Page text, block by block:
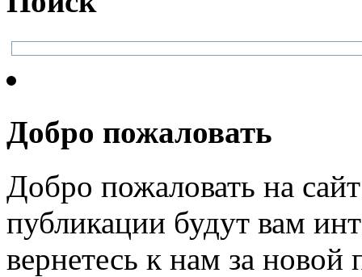
Добро пожаловать
Добро пожаловать на
публикации будут вам
вернетесь к нам за